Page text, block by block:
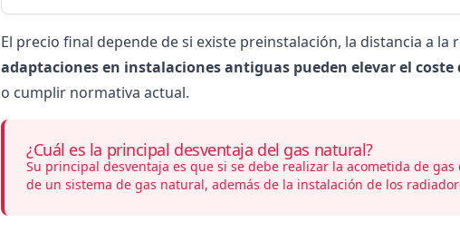
El precio final depende de si existe preinstalación, la distancia a la
adaptaciones en instalaciones antiguas pueden elevar el
o cumplir normativa actual.
¿Cuál es la principal desventaja del gas natural?
Su principal desventaja es que si se debe realizar la acometida de gas
de un sistema de gas natural, además de la instalación de los